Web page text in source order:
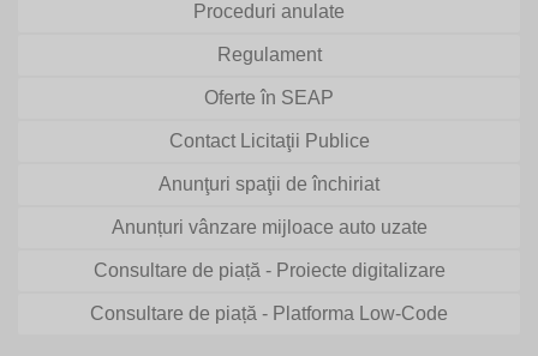
Proceduri anulate
Regulament
Oferte în SEAP
Contact Licitaţii Publice
Anunţuri spaţii de închiriat
Anunțuri vânzare mijloace auto uzate
Consultare de piață - Proiecte digitalizare
Consultare de piață - Platforma Low-Code